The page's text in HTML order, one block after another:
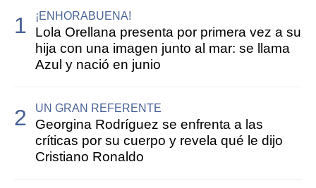
¡ENHORABUENA!
Lola Orellana presenta por primera vez a su
hija con una imagen junto al mar: se llama
Azul y nació en junio
UN GRAN REFERENTE
Georgina Rodríguez se enfrenta a las
críticas por su cuerpo y revela qué le dijo
Cristiano Ronaldo